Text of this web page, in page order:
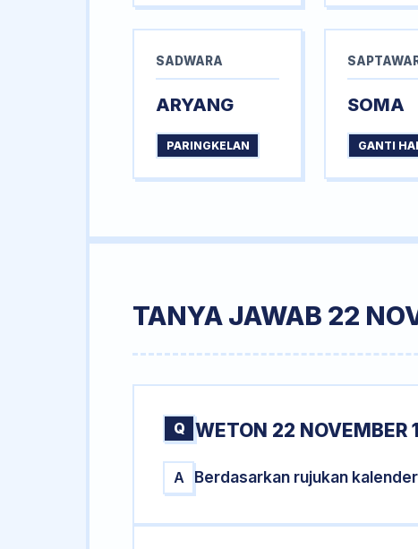
SADWARA
ARYANG
PARINGKELAN
SOMA
GANTI
TANYA JAWAB 22
Q WETON 22 NOVEMBER
A Berdasarkan rujukan